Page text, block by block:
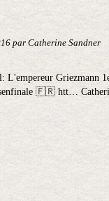
par Catherine Sandner
L'empereur Griezmann
🇫🇷 htt…